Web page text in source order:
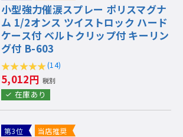
小型強力催涙スプレー ポリスマグナ
ム 1/2オンス ツイストロック ハード
ケース付 ベルトクリップ付 キーリン
グ付 B-603
(14)
5,012円 税別
在庫あり
第3位 当店推奨